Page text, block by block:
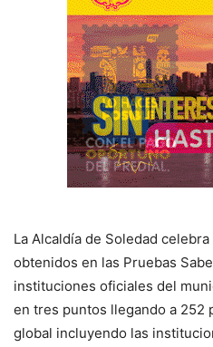
La Alcaldía de Soledad
obtenidos en las Pruebas
instituciones oficiales del
en tres puntos llegando a 252
global incluyendo las